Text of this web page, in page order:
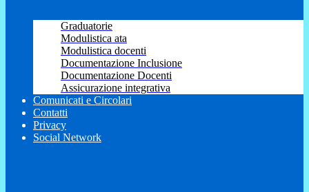
Graduatorie
Modulistica ata
Modulistica docenti
Documentazione Inclusione
Documentazione Docenti
Assicurazione integrativa
Comunicati e Circolari
Contatti
Privacy
Social Network